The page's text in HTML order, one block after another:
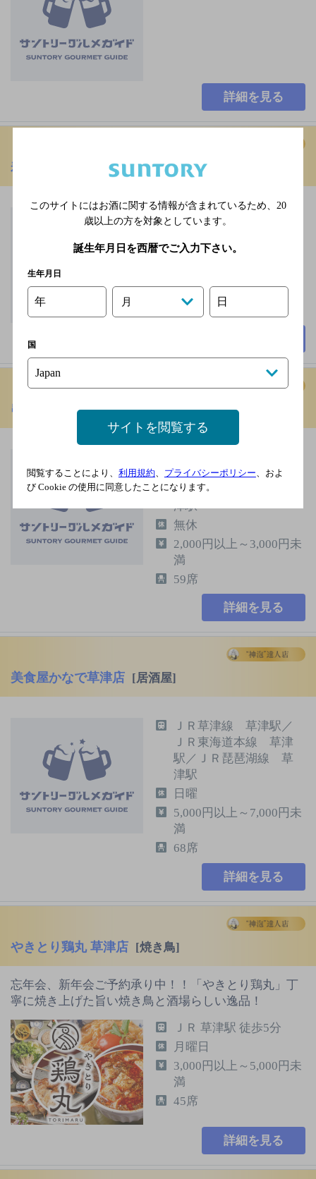
詳細を見る
寿司居酒屋や台ずし 草津駅西口町
JR東海道本線（米原-神
西口 徒歩2分
63席
串カツ田中／草津店 [居酒屋]
駅／ＪＲ琵琶湖線 草
津駅／ＪＲ草津線 草
津駅
無休
2,000円以上～3,000円未
満
59席
詳細を見る
美食屋かなで草津店 [居酒屋]
ＪＲ草津線 草津駅／
ＪＲ東海道本線 草津
駅／ＪＲ琵琶湖線 草
津駅
日曜
5,000円以上～7,000円未
満
68席
詳細を見る
やきとり鶏丸 草津店 [焼き鳥]
忘年会、新年会ご予約承り中！！「やきとり鶏丸」丁
寧に焼き上げた旨い焼き鳥と酒場らしい逸品！
ＪＲ 草津駅 徒歩5分
月曜日
3,000円以上～5,000円未
満
45席
詳細を見る
このサイトにはお酒に関する情報が含まれているため、 20
歳以上の方を対象としています。
誕生年月日を西暦でご入力下さい。
生年月日
年 月 日
国
サイトを閲覧する
閲覧することにより、 利用規約 プライバシーポリシー 、およ
び Cookie の使用に同意したことになります。